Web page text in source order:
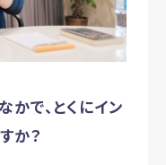
、とくにイン
か？